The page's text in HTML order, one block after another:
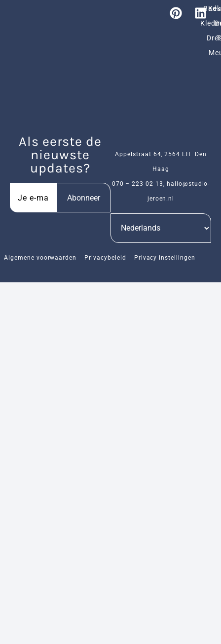
Als eerste de
nieuwste
updates?
Abonneer
Appelstraat 64, 2564 EH Den
Haag
070 – 223 02 13, hallo@studio-
jeroen.nl
Algemene voorwaarden Privacybeleid Privacy instellingen